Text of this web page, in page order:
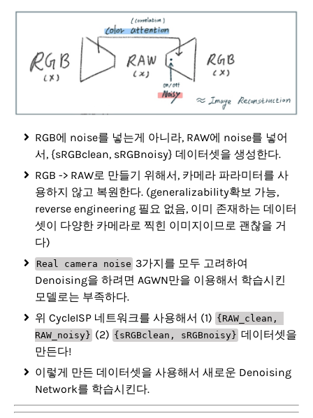
RGB에 noise를 넣는게 아니라, RAW에 noise를 넣어
서, {sRGBclean, sRGBnoisy} 데이터셋을 생성한다.
RGB -> RAW로 만들기 위해서, 카메라 파라미터를 사
용하지 않고 복원한다. (generalizability확보 가능,
reverse engineering 필요 없음, 이미 존재하는 데이터
셋이 다양한 카메라로 찍힌 이미지이므로 괜찮을 거
다)
Real camera noise 3가지를 모두 고려하여
Denoising을 하려면 AGWN만을 이용해서 학습시킨
모델로는 부족하다.
위 CycleISP 네트워크를 사용해서 (1) {RAW_clean,
RAW_noisy} (2) {sRGBclean, sRGBnoisy} 데이터셋을
만든다!
이렇게 만든 데이터셋을 사용해서 새로운 Denoising
Network를 학습시킨다.